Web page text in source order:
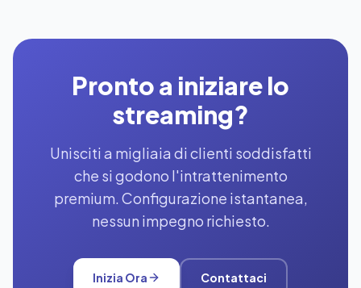
Pronto a iniziare lo
streaming?
Unisciti a migliaia di clienti soddisfatti
che si godono l'intrattenimento
premium. Configurazione istantanea,
nessun impegno richiesto.
Inizia Ora Contattaci